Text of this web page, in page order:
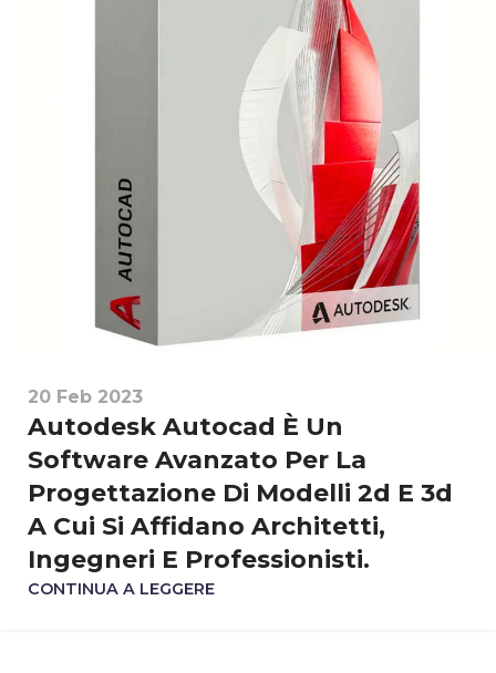
20 Feb 2023
Autodesk Autocad È Un
Software Avanzato Per La
Progettazione Di Modelli 2d E 3d
A Cui Si Affidano Architetti,
Ingegneri E Professionisti.
CONTINUA A LEGGERE